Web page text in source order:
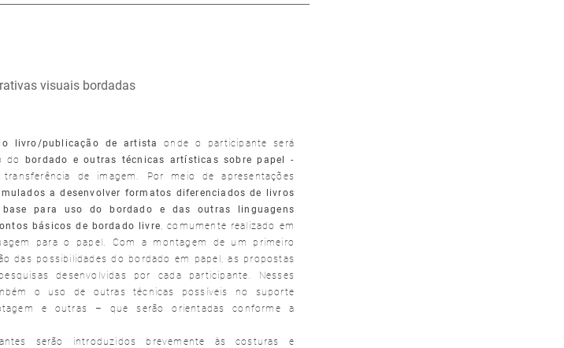
visuais bordadas
livro/publicação de artistaonde o participante será
do
bordado e outras técnicas artísticas sobre papel -
de imagem. Por meio de apresentações
a desenvolver formatos diferenciados de livros
para uso do bordado e das outras linguagens
básicos de bordado livre, comumente realizado em
para o papel. Com a montagem de um primeiro
das possibilidades do bordado em papel, as propostas
desenvolvidas por cada participante. Nesses
o uso de outras técnicas possíveis no suporte
e outras – que serão orientadas conforme a
serão introduzidos brevemente às costuras e